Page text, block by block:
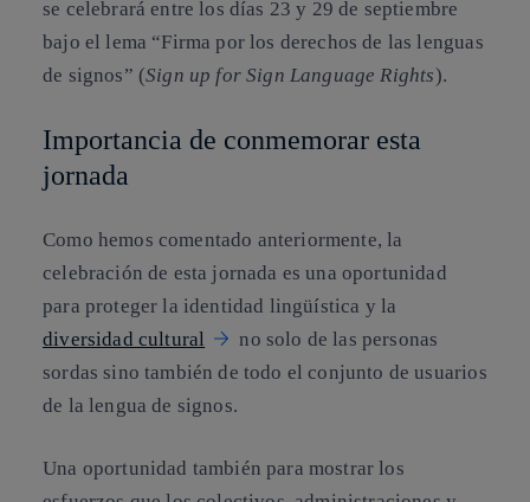
se celebrará entre los días 23 y 29 de septiembre
bajo el lema “Firma por los derechos de las lenguas
de signos” (Sign up for Sign Language Rights).
Importancia de conmemorar esta
jornada
Como hemos comentado anteriormente, la
celebración de esta jornada es una oportunidad
para proteger la identidad lingüística y la
diversidad cultural
no solo de las personas
sordas sino también de todo el conjunto de usuarios
de la lengua de signos.
Una oportunidad también para mostrar los